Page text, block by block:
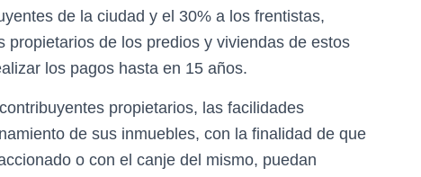
de la ciudad y el 30% a los frentistas,
de los predios y viviendas de estos
los pagos hasta en 15 años.
propietarios, las facilidades
de sus inmuebles, con la finalidad de que
o con el canje del mismo, puedan